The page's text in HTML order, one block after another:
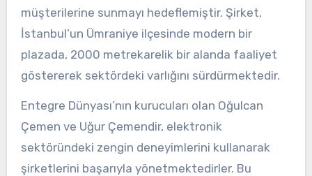
müşterilerine sunmayı hedeflemiştir. Şirket,
İstanbul’un Ümraniye ilçesinde modern bir
plazada, 2000 metrekarelik bir alanda faaliyet
göstererek sektördeki varlığını sürdürmektedir.
Entegre Dünyası’nın kurucuları olan Oğulcan
Çemen ve Uğur Çemendir, elektronik
sektöründeki zengin deneyimlerini kullanarak
şirketlerini başarıyla yönetmektedirler. Bu